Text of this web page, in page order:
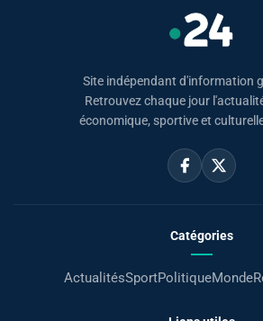
Site indépendant d'information
Retrouvez chaque jour
économique, sportive et
Catégories
ActualitésSportPolitiqueMonde